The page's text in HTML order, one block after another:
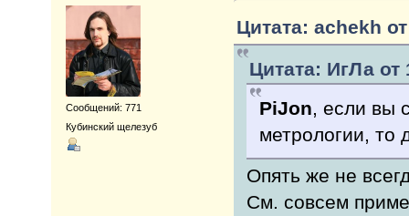
Сообщений: 771
Кубинский щелезуб
Цитата: achekh
Цитата: ИгЛа от
PiJon , если вы
метрологии, то
Опять же не
См. совсем